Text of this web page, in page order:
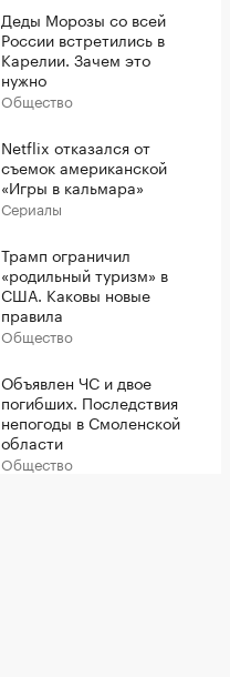
Деды Морозы со всей
России встретились в
Карелии. Зачем это
нужно
Общество
Netflix отказался от
съемок американской
«Игры в кальмара»
Сериалы
Трамп ограничил
«родильный туризм» в
США. Каковы новые
правила
Общество
Объявлен ЧС и двое
погибших. Последствия
непогоды в Смоленской
области
Общество